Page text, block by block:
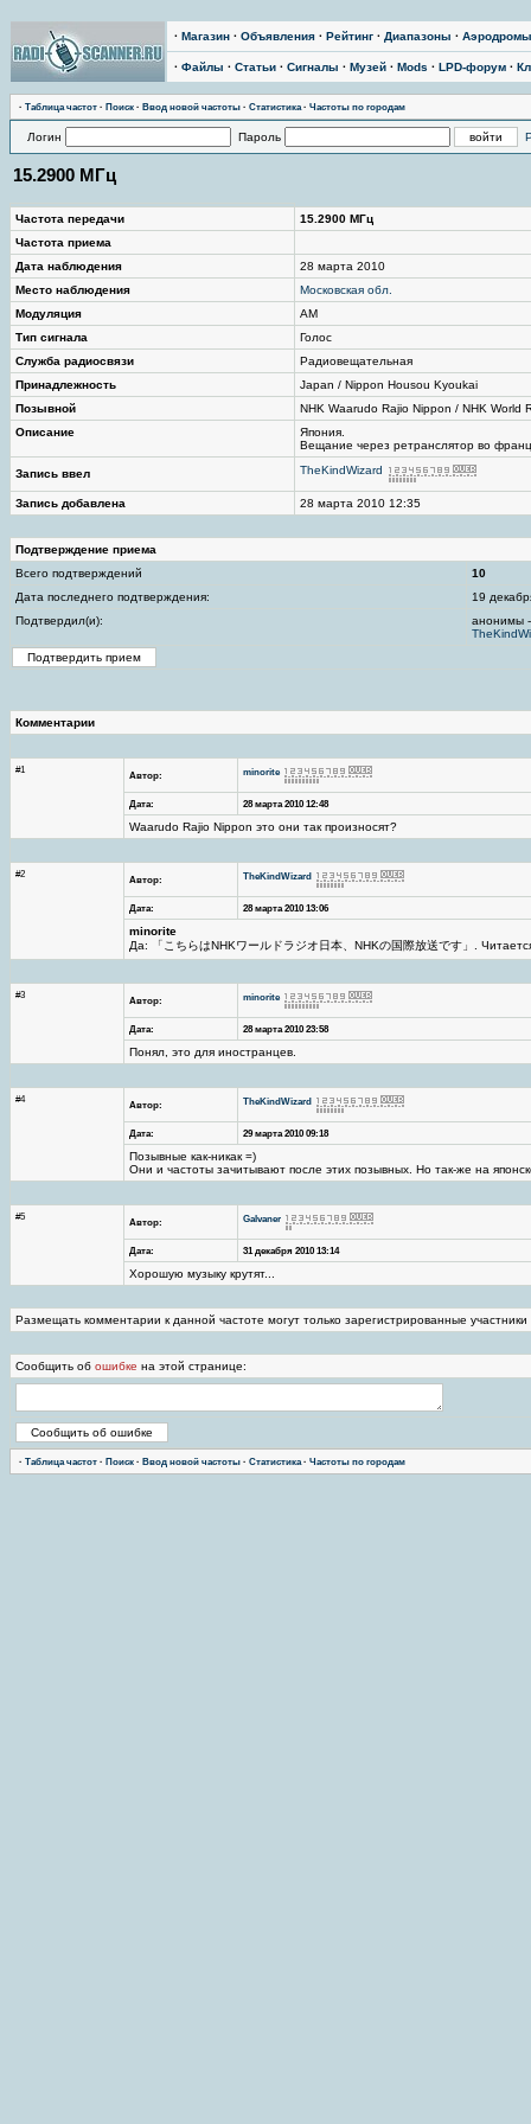
· Магазин · Объявления · Рейтинг · Диапазоны · Аэродромы
· Файлы · Статьи · Сигналы · Музей · Mods · LPD-форум ·
· Таблица частот · Поиск · Ввод новой частоты · Статистика· Частоты по городам
Логин Пароль
15.2900 МГц
Частота передачи
15.2900 МГц
Частота приема
Дата наблюдения
28 марта 2010
Место наблюдения
Московская обл.
Модуляция
AM
Тип сигнала
Голос
Служба радиосвязи
Радиовещательная
Принадлежность
Japan / Nippon Housou Kyoukai
Позывной
NHK Waarudo Rajio Nippon / NHK World
Описание
Япония.
Вещание через ретранслятор во
Запись ввел TheKindWizard
Запись добавлена 28 марта 2010 12:35
Подтверждение приема
Всего подтверждений
10
Дата последнего подтверждения:
19
Подтвердил(и):
анонимы
Комментарии
#1 Автор: minorite
Дата: 28 марта 2010 12:48
Waarudo Rajio Nippon это они так произносят?
#2 Автор: TheKindWizard
Дата: 28 марта 2010 13:06
minorite
Да: 「こちらはNHKワールドラジオ日本、NHKの国際放送です」.
#3 Автор: minorite
Дата: 28 марта 2010 23:58
Понял, это для иностранцев.
#4 Автор: TheKindWizard
Дата: 29 марта 2010 09:18
Позывные как-никак =)
Они и частоты зачитывают после этих позывных. Но так-же на
#5 Автор: Galvaner
Дата: 31 декабря 2010 13:14
Хорошую музыку крутят...
Размещать комментарии к данной частоте могут только зарегистрированные
Сообщить об ошибке на этой странице:
· Таблица частот · Поиск · Ввод новой частоты · Статистика· Частоты по городам